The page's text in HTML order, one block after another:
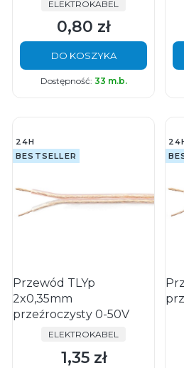
PRODUCENT
ELEKTROKABEL
Cena
0,80 zł
DO KOSZYKA
Dostępność: 33 m.b.
24H
BESTSELLER
Przewód TLYp
2x0,35mm
przeźroczysty 0-50V
PRODUCENT
ELEKTROKABEL
Cena
1,35 zł